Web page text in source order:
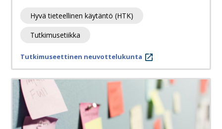
Hyvä tieteellinen käytäntö (HTK)
Tutkimusetiikka
Tutkimuseettinen neuvottelukunta